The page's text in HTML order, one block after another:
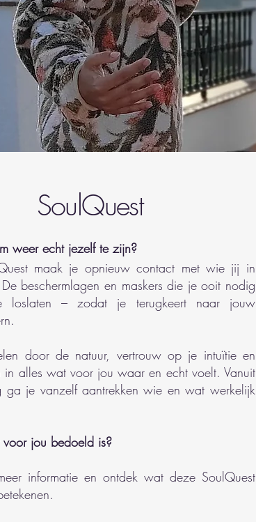
SoulQuest
weer echt jezelf te zijn?
maak je opnieuw contact met wie jij in
beschermlagen en maskers die je ooit nodig
loslaten – zodat je terugkeert naar jouw
door de natuur, vertrouw op je intuïtie en
in alles wat voor jou waar en echt voelt. Vanuit
ga je vanzelf aantrekken wie en wat werkelijk
jou bedoeld is?
informatie en ontdek wat deze SoulQuest